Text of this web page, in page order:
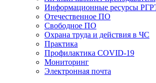
Информационные ресурсы
Отечественное ПО
Свободное ПО
Охрана труда и действия в ЧС
Практика
Профилактика COVID-19
Мониторинг
Электронная почта